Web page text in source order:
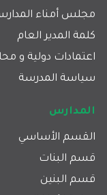
مجلس أمناء
كلمة المدير العام
اعتمادات دولية و
سياسة المدرسة
المدارس
القسم الأساسي
قسم البنات
قسم البنين